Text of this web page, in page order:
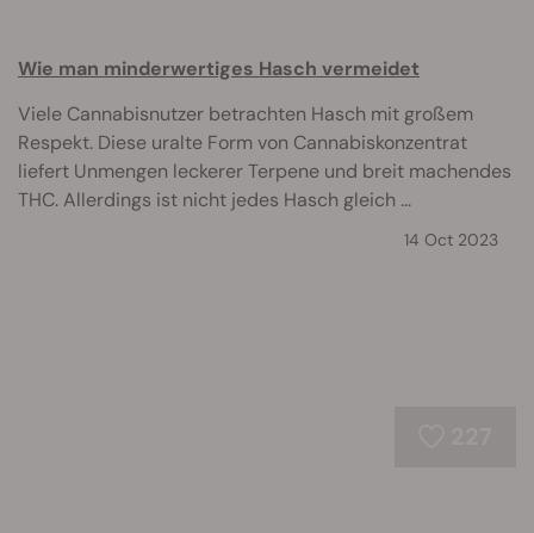
Wie man minderwertiges Hasch vermeidet
Viele Cannabisnutzer betrachten Hasch mit großem
Respekt. Diese uralte Form von Cannabiskonzentrat
liefert Unmengen leckerer Terpene und breit machendes
THC. Allerdings ist nicht jedes Hasch gleich ...
14 Oct 2023